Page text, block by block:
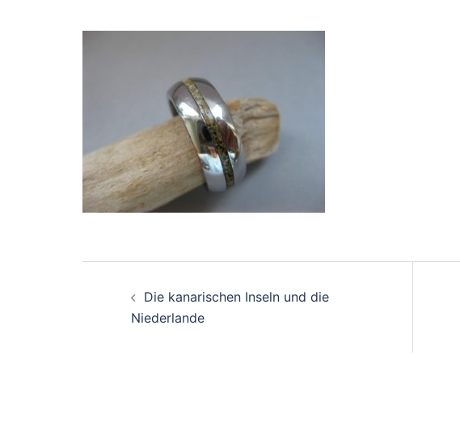
Die kanarischen Inseln und die
Niederlande